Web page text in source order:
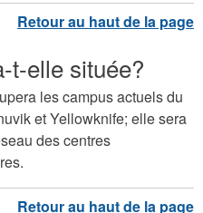
t-elle située?
les campus actuels du
et Yellowknife; elle sera
des centres